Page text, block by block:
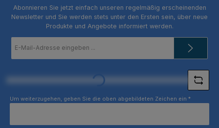
Abonnieren Sie jetzt einfach unseren regelmäßig erscheinenden
Newsletter und Sie werden stets unter den Ersten sein, über neue
Produkte und Angebote informiert werden.
Mail-
Loading...
Um weiterzugehen, geben Sie die oben abgebildeten Zeichen ein *